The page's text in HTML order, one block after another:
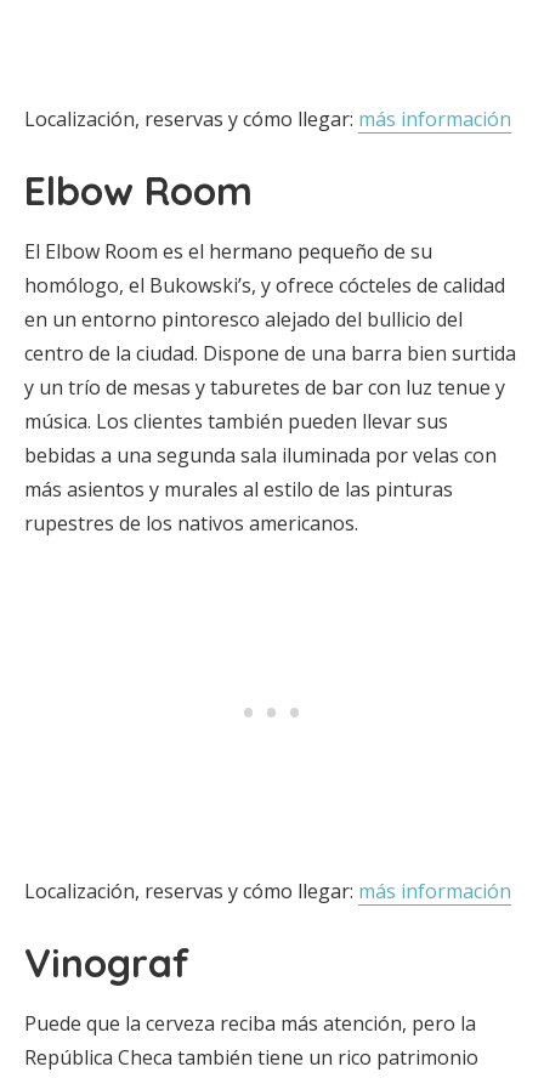
Localización, reservas y cómo llegar: más información
Elbow Room
El Elbow Room es el hermano pequeño de su
homólogo, el Bukowski’s, y ofrece cócteles de calidad
en un entorno pintoresco alejado del bullicio del
centro de la ciudad. Dispone de una barra bien surtida
y un trío de mesas y taburetes de bar con luz tenue y
música. Los clientes también pueden llevar sus
bebidas a una segunda sala iluminada por velas con
más asientos y murales al estilo de las pinturas
rupestres de los nativos americanos.
Localización, reservas y cómo llegar: más información
Vinograf
Puede que la cerveza reciba más atención, pero la
República Checa también tiene un rico patrimonio